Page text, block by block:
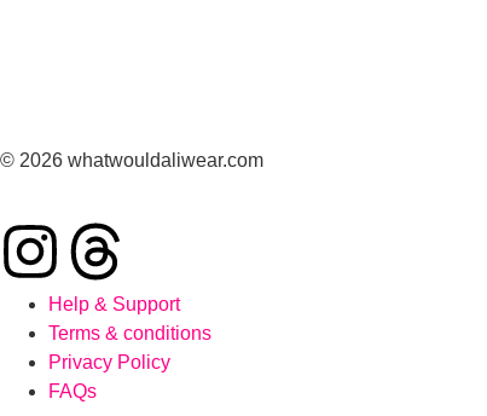
© 2026 whatwouldaliwear.com
Help & Support
Terms & conditions
Privacy Policy
FAQs